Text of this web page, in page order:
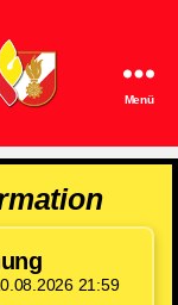
Menü
21:59